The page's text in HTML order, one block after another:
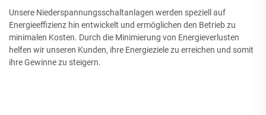
Unsere Niederspannungsschaltanlagen werden speziell auf
Energieeffizienz hin entwickelt und ermöglichen den Betrieb zu
minimalen Kosten. Durch die Minimierung von Energieverlusten
helfen wir unseren Kunden, ihre Energieziele zu erreichen und somit
ihre Gewinne zu steigern.